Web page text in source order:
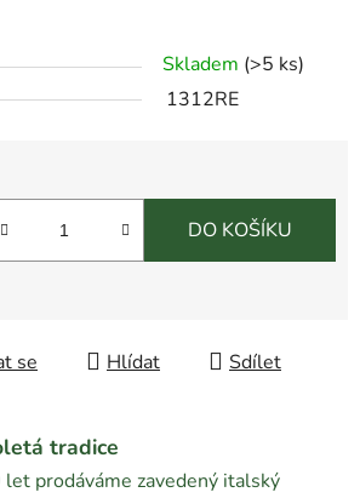
Skladem (>5 ks)
1312RE
DO KOŠÍKU
se Hlídat Sdílet
tradice
let prodáváme zavedený italský